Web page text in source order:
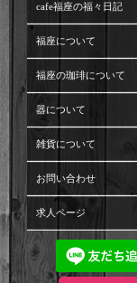
cafe福座の福々日記
福座について
福座の珈琲について
器について
雑貨について
お問い合わせ
求人ページ